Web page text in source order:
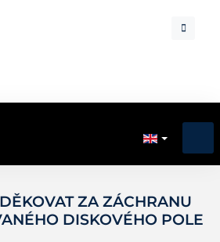
ZA ZÁCHRANU
DISKOVÉHO POLE